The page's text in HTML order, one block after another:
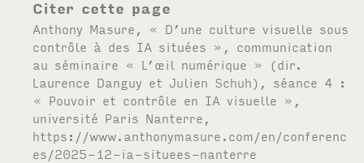
Citer cette page
Anthony Masure, « D’une culture visuelle sous
contrôle à des IA situées », communication
au séminaire « L’œil numérique » (dir.
Laurence Danguy et Julien Schuh), séance 4 :
« Pouvoir et contrôle en IA visuelle » ,
université Paris Nanterre,
https://www.anthonymasure.com/en/conferenc
es/2025-12-ia-situees-nanterre